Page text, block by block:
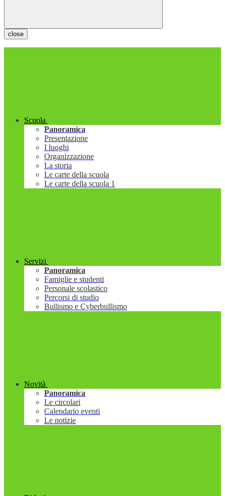
close
Scuola
Panoramica
Presentazione
I luoghi
Organizzazione
La storia
Le carte della scuola
Le carte della scuola 1
Servizi
Panoramica
Famiglie e studenti
Personale scolastico
Percorsi di studio
Bullismo e Cyberbullismo
Novità
Panoramica
Le circolari
Calendario eventi
Le notizie